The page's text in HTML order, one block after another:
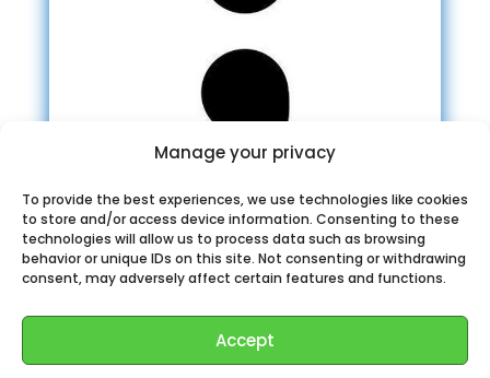
Manage your privacy
To provide the best experiences, we use technologies like cookies
to store and/or access device information. Consenting to these
technologies will allow us to process data such as browsing
behavior or unique IDs on this site. Not consenting or withdrawing
consent, may adversely affect certain features and functions.
Accept
Bromas de programadores